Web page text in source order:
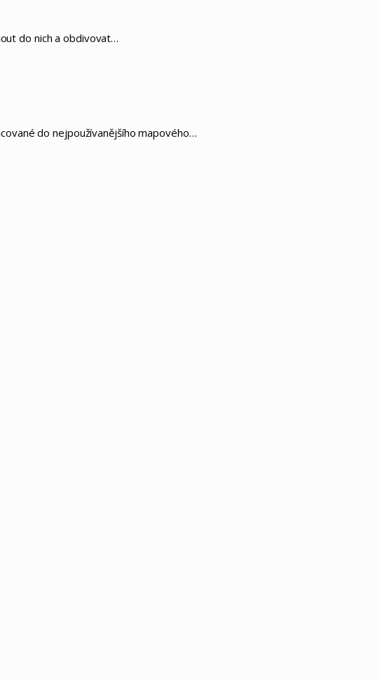
do nich a obdivovat…
do nejpoužívanějšího mapového…